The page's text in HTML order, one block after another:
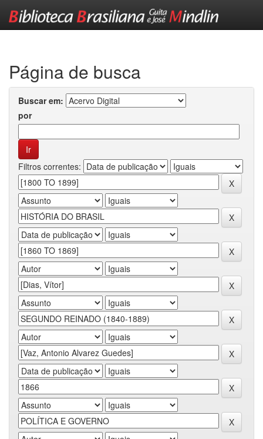
Página de busca
Buscar em:
por
Filtros correntes: